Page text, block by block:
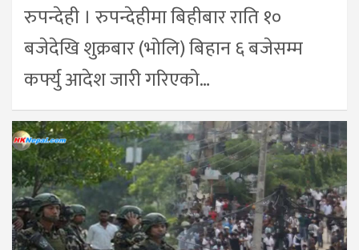
रुपन्देही । रुपन्देहीमा बिहीबार राति १०
बजेदेखि शुक्रबार (भोलि) बिहान ६ बजेसम्म
कर्फ्यु आदेश जारी गरिएको…